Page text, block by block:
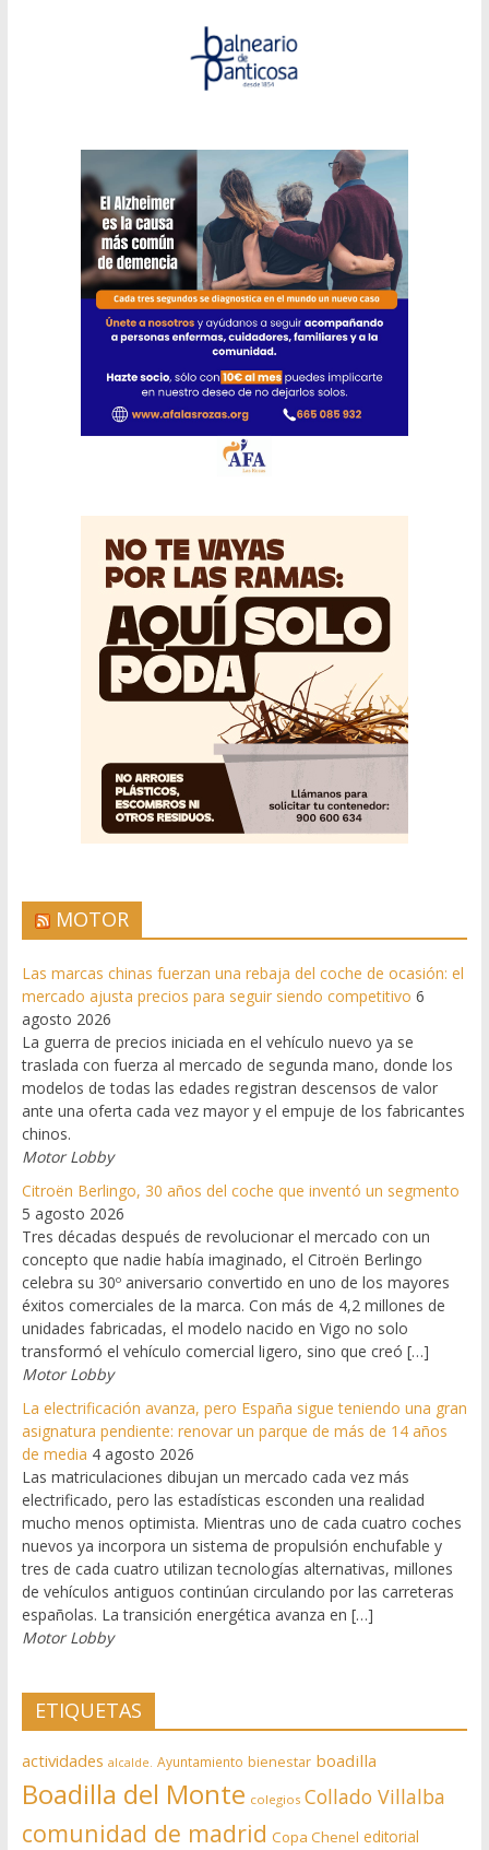
MOTOR
Las marcas chinas fuerzan una rebaja del coche de ocasión: el
mercado ajusta precios para seguir siendo competitivo 6
agosto 2026
La guerra de precios iniciada en el vehículo nuevo ya se
traslada con fuerza al mercado de segunda mano, donde los
modelos de todas las edades registran descensos de valor
ante una oferta cada vez mayor y el empuje de los fabricantes
chinos.
Motor Lobby
Citroën Berlingo, 30 años del coche que inventó un segmento
5 agosto 2026
Tres décadas después de revolucionar el mercado con un
concepto que nadie había imaginado, el Citroën Berlingo
celebra su 30º aniversario convertido en uno de los mayores
éxitos comerciales de la marca. Con más de 4,2 millones de
unidades fabricadas, el modelo nacido en Vigo no solo
transformó el vehículo comercial ligero, sino que creó […]
Motor Lobby
La electrificación avanza, pero España sigue teniendo una gran
asignatura pendiente: renovar un parque de más de 14 años
de media 4 agosto 2026
Las matriculaciones dibujan un mercado cada vez más
electrificado, pero las estadísticas esconden una realidad
mucho menos optimista. Mientras uno de cada cuatro coches
nuevos ya incorpora un sistema de propulsión enchufable y
tres de cada cuatro utilizan tecnologías alternativas, millones
de vehículos antiguos continúan circulando por las carreteras
españolas. La transición energética avanza en […]
Motor Lobby
ETIQUETAS
actividades alcalde. Ayuntamiento bienestar boadilla
Boadilla del Monte colegios Collado Villalba
comunidad de madrid Copa Chenel editorial